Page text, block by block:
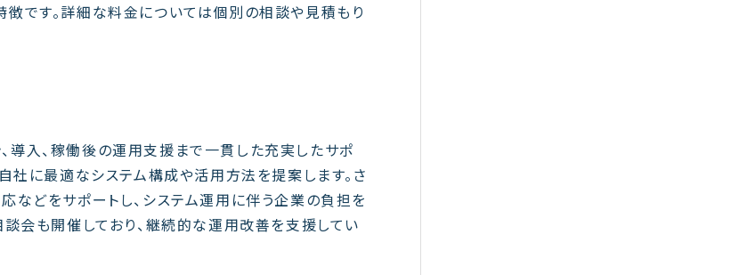
です。詳細な料金については個別の相談や見積もり
導入、稼働後の運用支援まで一貫した充実したサポ
社に最適なシステム構成や活用方法を提案します。さ
などをサポートし、システム運用に伴う企業の負担を
会も開催しており、継続的な運用改善を支援してい